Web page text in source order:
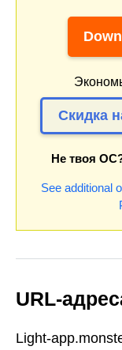
Скидка
Не твоя
See additional
URL-
Light-